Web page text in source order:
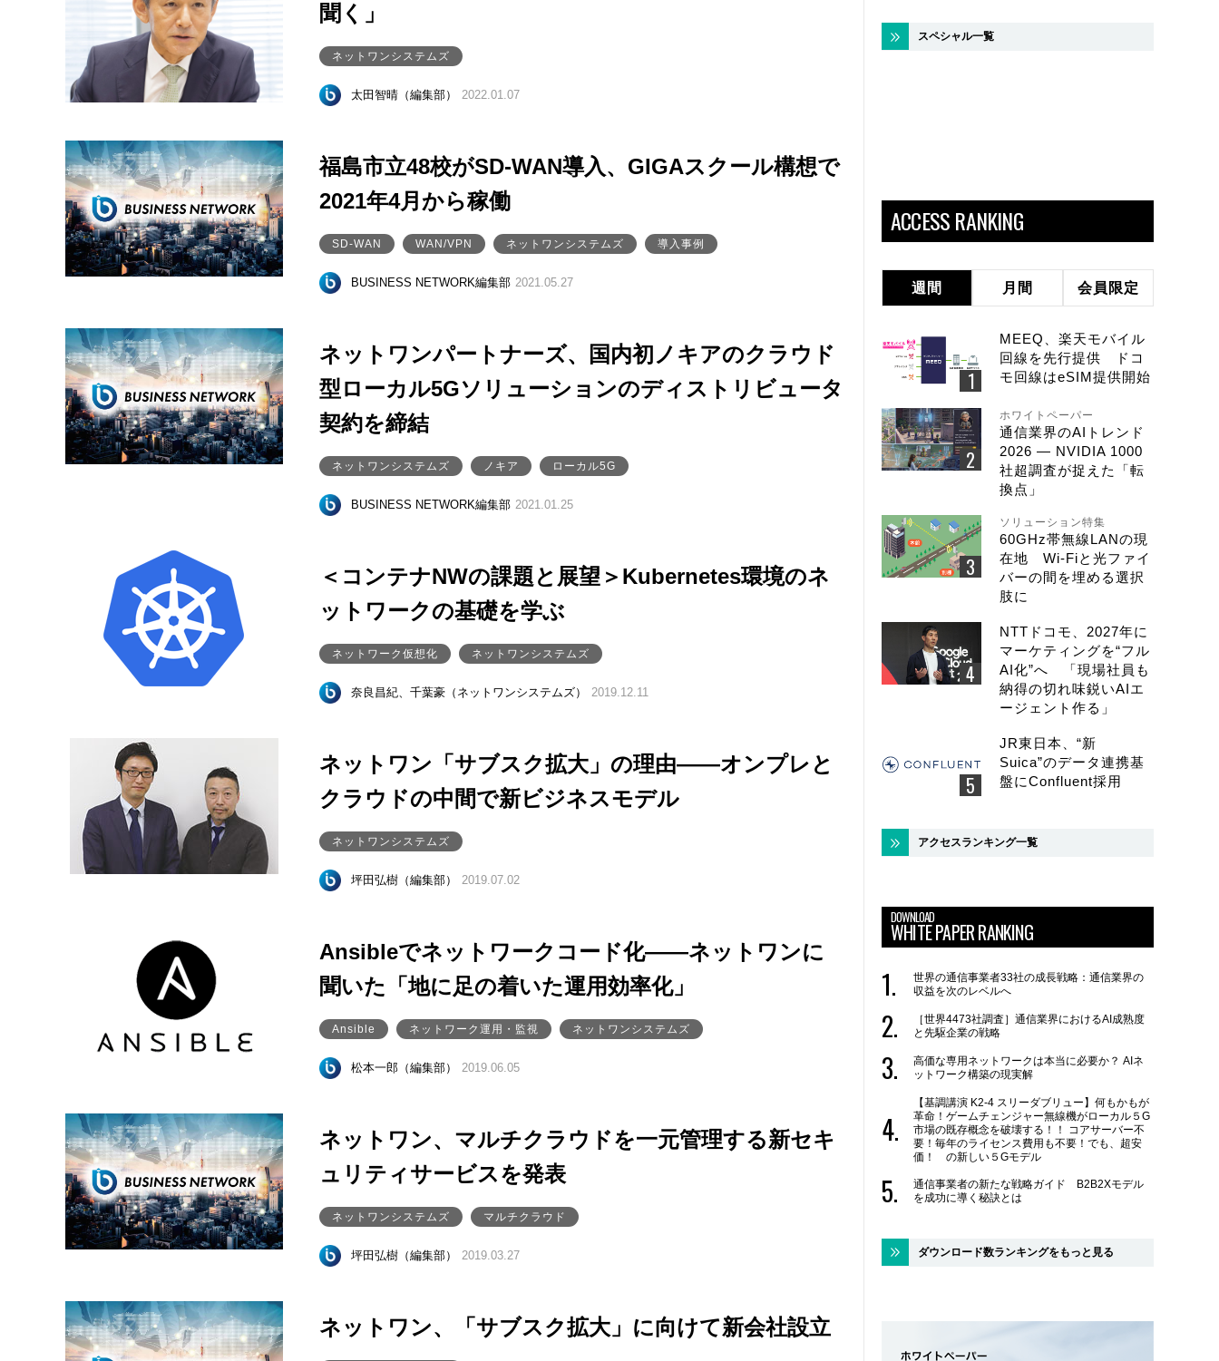
聞く」
ネットワンシステムズ
太田智晴（編集部） 2022.01.07
福島市立48校がSD-WAN導入、GIGAスクール構想で
2021年4月から稼働
SD-WAN WAN/VPN ネットワンシステムズ 導入事例
BUSINESS NETWORK編集部 2021.05.27
ネットワンパートナーズ、国内初ノキアのクラウド
型ローカル5Gソリューションのディストリビュータ
契約を締結
ネットワンシステムズ ノキア ローカル5G
BUSINESS NETWORK編集部 2021.01.25
＜コンテナNWの課題と展望＞Kubernetes環境のネ
ットワークの基礎を学ぶ
ネットワーク仮想化 ネットワンシステムズ
奈良昌紀、千葉豪（ネットワンシステムズ） 2019.12.11
ネットワン「サブスク拡大」の理由――オンプレと
クラウドの中間で新ビジネスモデル
ネットワンシステムズ
坪田弘樹（編集部） 2019.07.02
Ansibleでネットワークコード化――ネットワンに
聞いた「地に足の着いた運用効率化」
Ansible ネットワーク運用・監視 ネットワンシステムズ
松本一郎（編集部） 2019.06.05
ネットワン、マルチクラウドを一元管理する新セキ
ュリティサービスを発表
ネットワンシステムズ マルチクラウド
坪田弘樹（編集部） 2019.03.27
ネットワン、「サブスク拡大」に向けて新会社設立
スペシャル一覧
ACCESS RANKING
週間 月間 会員限定
MEEQ、楽天モバイル
回線を先行提供 ドコ
モ回線はeSIM提供開始
ホワイトペーパー
通信業界のAIトレンド
2026 ― NVIDIA 1000
社超調査が捉えた「転
換点」
ソリューション特集
60GHz帯無線LANの現
在地 Wi-Fiと光ファイ
バーの間を埋める選択
肢に
NTTドコモ、2027年に
マーケティングを“フル
AI化”へ 「現場社員も
納得の切れ味鋭いAIエ
ージェント作る」
JR東日本、“新
Suica”のデータ連携基
盤にConfluent採用
アクセスランキング一覧
DOWNLOAD
WHITE PAPER RANKING
世界の通信事業者33社の成長戦略：通信業界の
収益を次のレベルへ
［世界4473社調査］通信業界におけるAI成熟度
と先駆企業の戦略
高価な専用ネットワークは本当に必要か？ AIネ
ットワーク構築の現実解
【基調講演 K2-4 スリーダブリュー】何もかもが
革命！ゲームチェンジャー無線機がローカル５G
市場の既存概念を破壊する！！ コアサーバー不
要！毎年のライセンス費用も不要！でも、超安
価！ の新しい５Gモデル
通信事業者の新たな戦略ガイド B2B2Xモデル
を成功に導く秘訣とは
ダウンロード数ランキングをもっと見る